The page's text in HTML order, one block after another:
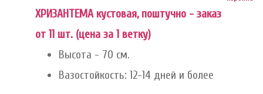
ХРИЗАНТЕМА кустовая, поштучно - заказ
от 11 шт. (цена за 1 ветку)
Высота - 70 см.
Вазостойкость: 12-14 дней и более